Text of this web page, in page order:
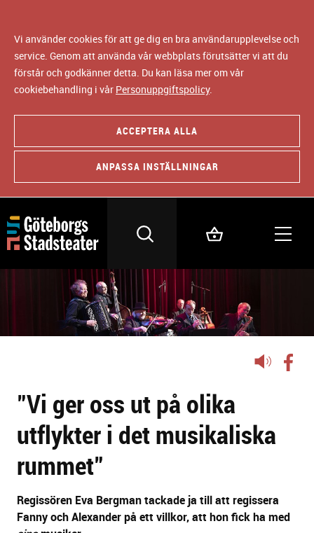
Vi använder cookies för att ge dig en bra användarupplevelse och
service. Genom att använda vår webbplats förutsätter vi att du
förstår och godkänner detta. Du kan läsa mer om vår
cookiebehandling i vår Personuppgiftspolicy.
ACCEPTERA ALLA
ANPASSA INSTÄLLNINGAR
Lyssna
"Vi ger oss ut på olika
utflykter i det musikaliska
rummet"
Regissören Eva Bergman tackade ja till att regissera
Fanny och Alexander på ett villkor, att hon fick ha med